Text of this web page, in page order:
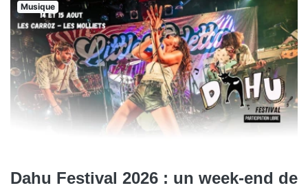
Musique
Dahu Festival 2026 : un week-end de